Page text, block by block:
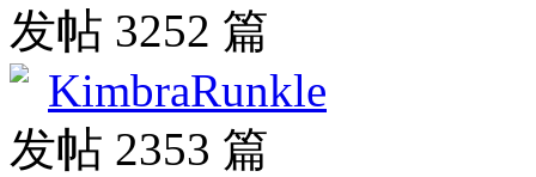
发帖 3252 篇
KimbraRunkle
发帖 2353 篇